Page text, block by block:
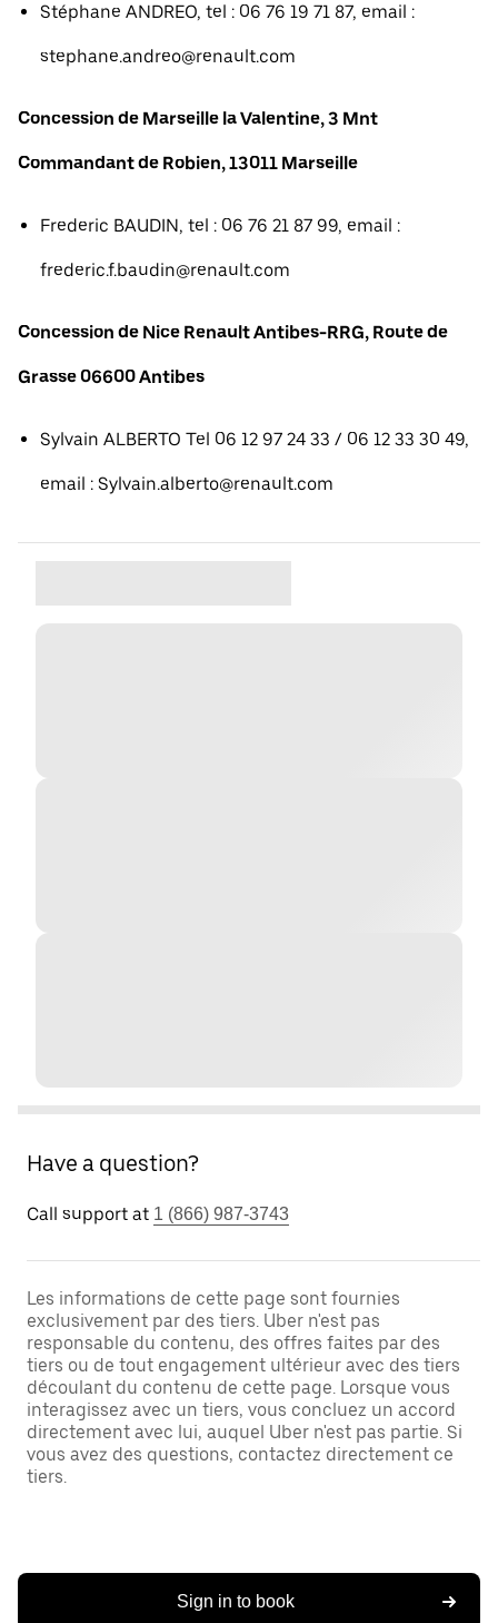
Stéphane ANDREO, tel : 06 76 19 71 87, email :
stephane.andreo@renault.com
Concession de Marseille la Valentine, 3 Mnt
Commandant de Robien, 13011 Marseille
Frederic BAUDIN, tel : 06 76 21 87 99, email :
frederic.f.baudin@renault.com
Concession de Nice Renault Antibes-RRG, Route de
Grasse 06600 Antibes
Sylvain ALBERTO Tel 06 12 97 24 33 / 06 12 33 30 49,
email : Sylvain.alberto@renault.com
Have a question?
Call support at 1 (866) 987-3743
Les informations de cette page sont fournies
exclusivement par des tiers. Uber n'est pas
responsable du contenu, des offres faites par des
tiers ou de tout engagement ultérieur avec des tiers
découlant du contenu de cette page. Lorsque vous
interagissez avec un tiers, vous concluez un accord
directement avec lui, auquel Uber n'est pas partie. Si
vous avez des questions, contactez directement ce
tiers.
Sign in to book